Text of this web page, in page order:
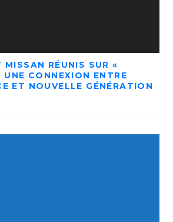
MISSAN RÉUNIS SUR «
UNE CONNEXION ENTRE
ET NOUVELLE GÉNÉRATION